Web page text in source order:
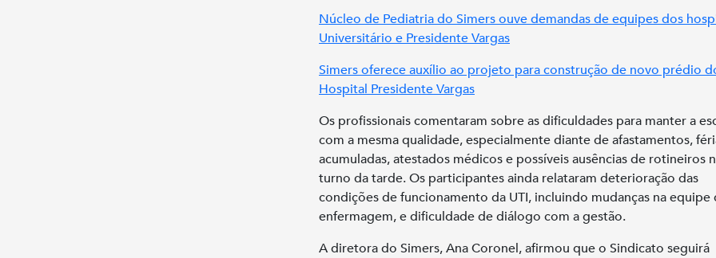
Núcleo de Pediatria do Simers ouve demandas de equipes dos
Universitário e Presidente Vargas
Simers oferece auxílio ao projeto para construção de novo prédio
Hospital Presidente Vargas
Os profissionais comentaram sobre as dificuldades para manter a
com a mesma qualidade, especialmente diante de afastamentos,
acumuladas, atestados médicos e possíveis ausências de rotineiros
turno da tarde. Os participantes ainda relataram deterioração das
condições de funcionamento da UTI, incluindo mudanças na equipe
enfermagem, e dificuldade de diálogo com a gestão.
A diretora do Simers, Ana Coronel, afirmou que o Sindicato seguirá